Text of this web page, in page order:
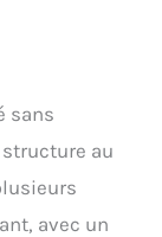
sans
au
avec un